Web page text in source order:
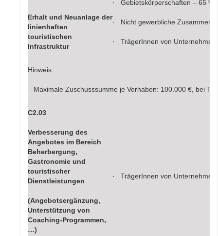
Erhalt und Neuanlage der
linienhaften
touristischen
Infrastruktur
· Gebietskörperschaften – 65 %
· Nicht gewerbliche
· TrägerInnen von Unternehmen
Hinweis:
– Maximale Zuschusssumme je Vorhaben: 100.000 €, bei
C2.03
Verbesserung des
Angebotes im Bereich
Beherbergung,
Gastronomie und
touristischer
Dienstleistungen
(Angebotsergänzung,
Unterstützung von
Coaching-Programmen,
…)
· TrägerInnen von Unternehmen